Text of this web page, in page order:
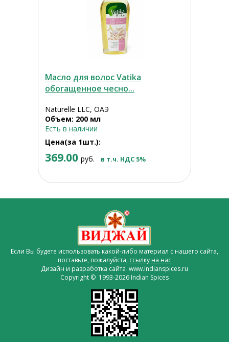
Масло для волос Vatika
обогащенное чесно...
Naturelle LLC, ОАЭ
Объем: 200 мл
Есть в наличии
Цена(за 1шт.):
369.00 руб. в т.ч. НДС 5%
Если Вы будете использовать какой-либо материал с нашего сайта,
поставьте, пожалуйста, ссылку на нас
Дизайн и разработка сайта www.indianspices.ru
Copyright © 1993-2026 Indian Spices